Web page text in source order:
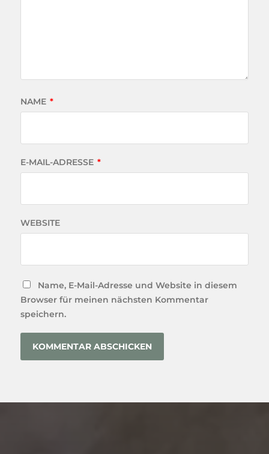
NAME *
E-MAIL-ADRESSE *
WEBSITE
Name, E-Mail-Adresse und Website in diesem
Browser für meinen nächsten Kommentar
speichern.